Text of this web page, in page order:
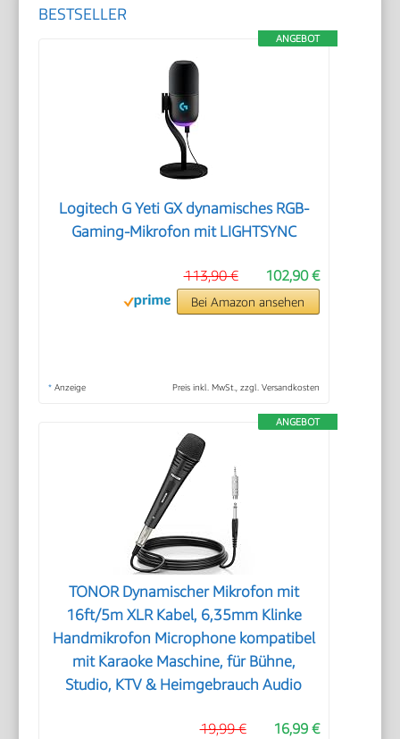
BESTSELLER
ANGEBOT
Logitech G Yeti GX dynamisches RGB-
Gaming-Mikrofon mit LIGHTSYNC
102,90 €
113,90 €
Bei Amazon ansehen
* Anzeige Preis inkl. MwSt., zzgl. Versandkosten
ANGEBOT
TONOR Dynamischer Mikrofon mit
16ft/5m XLR Kabel, 6,35mm Klinke
Handmikrofon Microphone kompatibel
mit Karaoke Maschine, für Bühne,
Studio, KTV & Heimgebrauch Audio
16,99 €
19,99 €